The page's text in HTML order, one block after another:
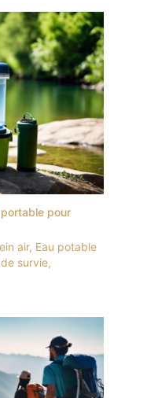
pour
air, Eau potable
survie,